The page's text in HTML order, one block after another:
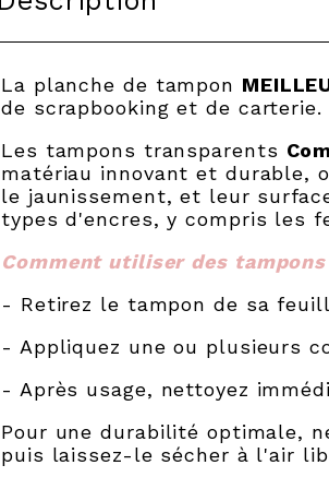
La planche de tampon
de scrapbooking et de carterie.
Les tampons transparents
matériau innovant et durable,
le jaunissement, et leur
types d'encres, y compris les
Comment utiliser des
- Retirez le tampon de sa
- Appliquez une ou plusieurs
- Après usage, nettoyez
Pour une durabilité optimale,
puis laissez-le sécher à l'air